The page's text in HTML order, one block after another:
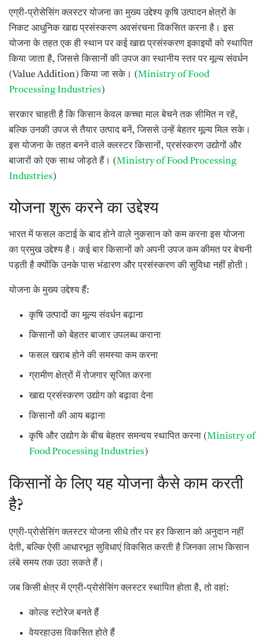
एग्री-प्रोसेसिंग क्लस्टर योजना का मुख्य उद्देश्य कृषि उत्पादन क्षेत्रों के
निकट आधुनिक खाद्य प्रसंस्करण अवसंरचना विकसित करना है। इस
योजना के तहत एक ही स्थान पर कई खाद्य प्रसंस्करण इकाइयों को स्थापित
किया जाता है, जिससे किसानों की उपज का स्थानीय स्तर पर मूल्य संवर्धन
(Value Addition) किया जा सके। (Ministry of Food
Processing Industries)
सरकार चाहती है कि किसान केवल कच्चा माल बेचने तक सीमित न रहें,
बल्कि उनकी उपज से तैयार उत्पाद बनें, जिससे उन्हें बेहतर मूल्य मिल सके।
इस योजना के तहत बनने वाले क्लस्टर किसानों, प्रसंस्करण उद्योगों और
बाजारों को एक साथ जोड़ते हैं। (Ministry of Food Processing
Industries)
योजना शुरू करने का उद्देश्य
भारत में फसल कटाई के बाद होने वाले नुकसान को कम करना इस योजना
का प्रमुख उद्देश्य है। कई बार किसानों को अपनी उपज कम कीमत पर बेचनी
पड़ती है क्योंकि उनके पास भंडारण और प्रसंस्करण की सुविधा नहीं होती।
योजना के मुख्य उद्देश्य हैं:
कृषि उत्पादों का मूल्य संवर्धन बढ़ाना
किसानों को बेहतर बाजार उपलब्ध कराना
फसल खराब होने की समस्या कम करना
ग्रामीण क्षेत्रों में रोजगार सृजित करना
खाद्य प्रसंस्करण उद्योग को बढ़ावा देना
किसानों की आय बढ़ाना
कृषि और उद्योग के बीच बेहतर समन्वय स्थापित करना (Ministry of
Food Processing Industries)
किसानों के लिए यह योजना कैसे काम करती
है?
एग्री-प्रोसेसिंग क्लस्टर योजना सीधे तौर पर हर किसान को अनुदान नहीं
देती, बल्कि ऐसी आधारभूत सुविधाएं विकसित करती है जिनका लाभ किसान
लंबे समय तक उठा सकते हैं।
जब किसी क्षेत्र में एग्री-प्रोसेसिंग क्लस्टर स्थापित होता है, तो वहां:
कोल्ड स्टोरेज बनते हैं
वेयरहाउस विकसित होते हैं